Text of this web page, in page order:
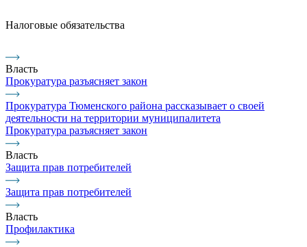
Налоговые обязательства
Власть
Прокуратура разъясняет закон
Прокуратура Тюменского района рассказывает о своей
деятельности на территории муниципалитета
Прокуратура разъясняет закон
Власть
Защита прав потребителей
Защита прав потребителей
Власть
Профилактика